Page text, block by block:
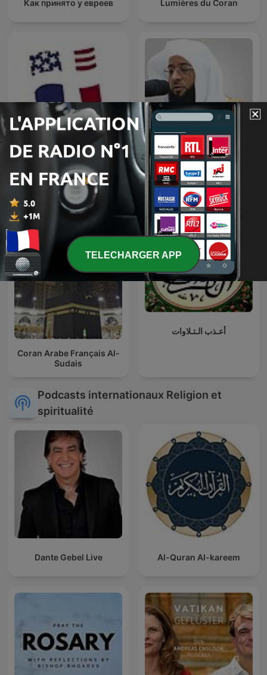
Как принято у евреев Lumières du Coran
A Tour of France
Badr Al-Turki
Coran Arabe Français Al-
Sudais
أعـذب الـتـلاوات
Podcasts internationaux Religion et
spiritualité
Dante Gebel Live Al-Quran Al-kareem
TELECHARGER APP